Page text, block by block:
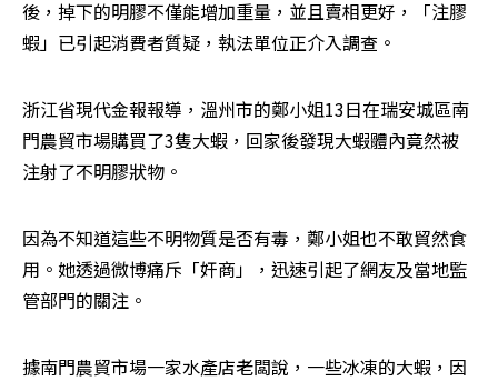
後，掉下的明膠不僅能增加重量，並且賣相更好，「注膠
蝦」已引起消費者質疑，執法單位正介入調查。
浙江省現代金報報導，溫州市的鄭小姐13日在瑞安城區南
門農貿市場購買了3隻大蝦，回家後發現大蝦體內竟然被
注射了不明膠狀物。
因為不知道這些不明物質是否有毒，鄭小姐也不敢貿然食
用。她透過微博痛斥「奸商」，迅速引起了網友及當地監
管部門的關注。
據南門農貿市場一家水產店老闆說，一些冰凍的大蝦，因